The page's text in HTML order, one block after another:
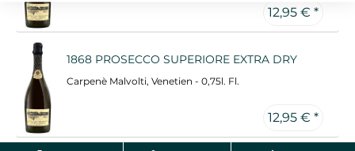
12,95 € *
1868 PROSECCO SUPERIORE EXTRA DRY
Carpenè Malvolti, Venetien - 0,75l. Fl.
12,95 € *